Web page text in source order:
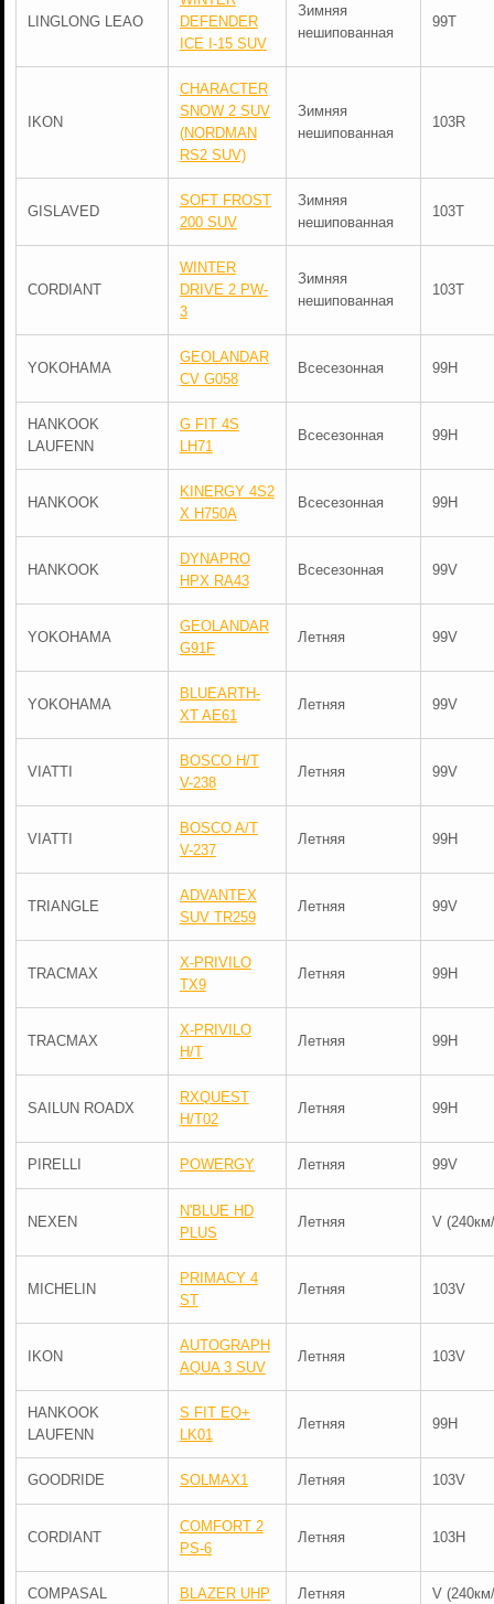
LINGLONG LEAO
DEFENDER
ICE I-15 SUV
Зимняя
нешипованная
99T
IKON
CHARACTER
SNOW 2 SUV
(NORDMAN
RS2 SUV)
Зимняя
нешипованная
103R
GISLAVED
SOFT FROST
200 SUV
Зимняя
нешипованная
103T
CORDIANT
WINTER
DRIVE 2 PW-
3
Зимняя
нешипованная
103T
YOKOHAMA
GEOLANDAR
CV G058
Всесезонная 99H
HANKOOK
LAUFENN
G FIT 4S
LH71
Всесезонная 99H
HANKOOK
KINERGY 4S2
X H750A
Всесезонная 99H
HANKOOK
DYNAPRO
HPX RA43
Всесезонная 99V
YOKOHAMA
GEOLANDAR
G91F
Летняя 99V
YOKOHAMA
BLUEARTH-
XT AE61
Летняя 99V
VIATTI
BOSCO H/T
V-238
Летняя 99V
VIATTI
BOSCO A/T
V-237
Летняя 99H
TRIANGLE
ADVANTEX
SUV TR259
Летняя 99V
TRACMAX
X-PRIVILO
TX9
Летняя 99H
TRACMAX
X-PRIVILO
H/T
Летняя 99H
SAILUN ROADX
RXQUEST
H/T02
Летняя 99H
PIRELLI POWERGY Летняя 99V
NEXEN
N'BLUE HD
PLUS
Летняя V
MICHELIN
PRIMACY 4
ST
Летняя 103V
IKON
AUTOGRAPH
AQUA 3 SUV
Летняя 103V
HANKOOK
LAUFENN
S FIT EQ+
LK01
Летняя 99H
GOODRIDE SOLMAX1 Летняя 103V
CORDIANT
COMFORT 2
PS-6
Летняя 103H
COMPASAL BLAZER UHP Летняя V